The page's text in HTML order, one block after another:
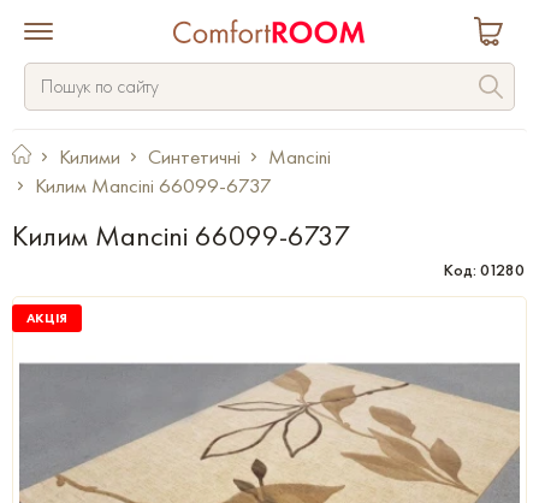
Килими Синтетичні
Mancini
Килим Mancini 66099-6737
Килим Mancini 66099-6737
Код: 01280
АКЦІЯ